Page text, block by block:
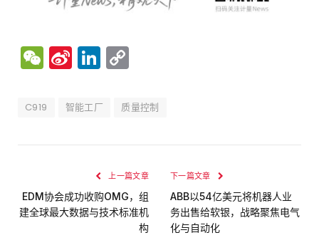
WeChat
Sina
Weibo
LinkedIn
C919 智能工厂 质量控制
上一篇文章
EDM协会成功收购OMG，组
建全球最大数据与技术标准机
构
下一篇文章
ABB以54亿美元将机器人业
务出售给软银，战略聚焦电气
化与自动化​